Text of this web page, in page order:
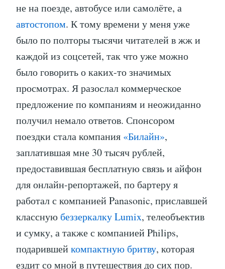
не на поезде, автобусе или самолёте, а
автостопом. К тому времени у меня уже
было по полторы тысячи читателей в жж и
каждой из соцсетей, так что уже можно
было говорить о каких-то значимых
просмотрах. Я разослал коммерческое
предложение по компаниям и неожиданно
получил немало ответов. Спонсором
поездки стала компания «Билайн»,
заплатившая мне 30 тысяч рублей,
предоставившая бесплатную связь и айфон
для онлайн-репортажей, по бартеру я
работал с компанией Panasonic, приславшей
классную беззеркалку Lumix, телеобъектив
и сумку, а также с компанией Philips,
подарившей компактную бритву, которая
ездит со мной в путешествия до сих пор.